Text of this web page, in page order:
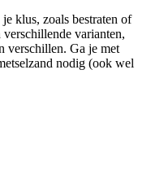
klus, zoals bestraten of
varianten,
verschillen. Ga je met
nodig (ook wel